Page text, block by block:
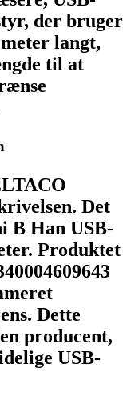
der bruger
langt,
til at
Det
B Han USB-
Produktet
Dette
producent,
USB-